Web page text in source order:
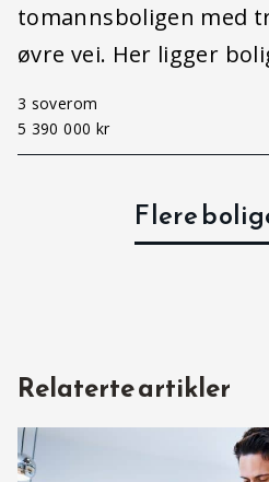
tomannsboligen med
øvre vei. Her ligger
3 soverom
5 390 000 kr
Flere
Relaterte artikler